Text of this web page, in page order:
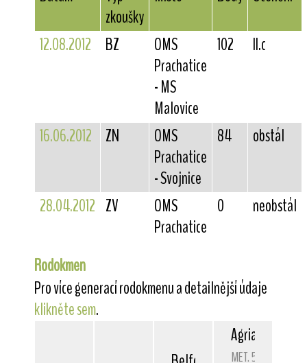
zkoušky
12.08.2012 BZ
OMS
Prachatice
- MS
Malovice
102 II.c
16.06.2012 ZN
OMS
Prachatice
- Svojnice
84 obstál
28.04.2012 ZV
OMS
Prachatice
0 neobstál
Rodokmen
Pro více generací rodokmenu a detailnější údaje
klikněte sem.
Agria
MET. 5306/03